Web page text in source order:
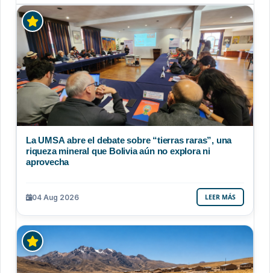
La UMSA abre el debate sobre “tierras raras”, una
riqueza mineral que Bolivia aún no explora ni
aprovecha
04 Aug 2026 LEER MÁS